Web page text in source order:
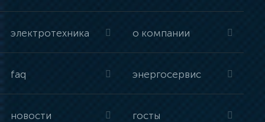
электротехника о компании
faq энергосервис
новости госты